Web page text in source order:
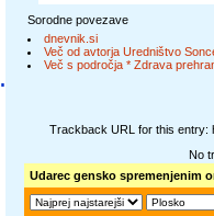
.
Sorodne povezave
dnevnik.si
Več od avtorja Uredništvo
Več s področja * Zdrava
Trackback URL for this entry:
No
Udarec gensko spremenjenim